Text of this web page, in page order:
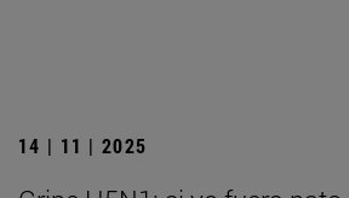
14 | 11 | 2025